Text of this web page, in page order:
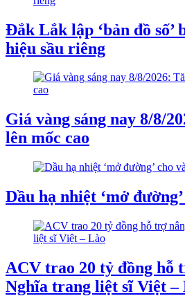
Đắk Lắk lập ‘bản đồ số’
hiệu sầu riêng
Giá vàng sáng nay 8/8/
lên mốc cao
Dầu hạ nhiệt ‘mở
ACV trao 20 tỷ đồng hỗ
Nghĩa trang liệt sĩ Việt –